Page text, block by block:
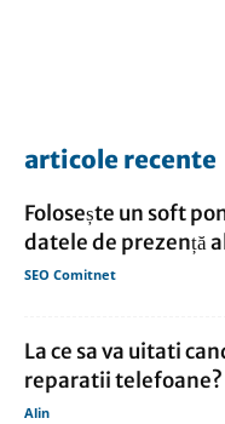
articole recente
Folosește un soft
datele de prezență
SEO Comitnet
La ce sa va uitati
reparatii telefoane?
Alin